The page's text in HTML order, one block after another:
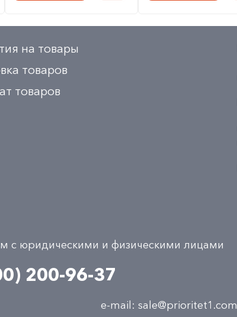
на товары
товаров
товаров
с юридическими и физическими лицами
200-96-37
e-mail: sale@prioritet1.com